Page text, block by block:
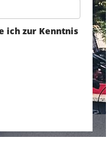
ich zur Kenntnis